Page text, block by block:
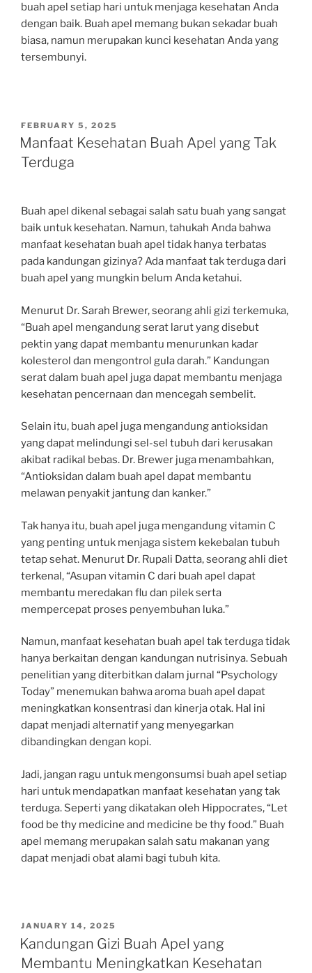
buah apel setiap hari untuk menjaga kesehatan Anda
dengan baik. Buah apel memang bukan sekadar buah
biasa, namun merupakan kunci kesehatan Anda yang
tersembunyi.
POSTED
ON
FEBRUARY 5, 2025
Manfaat Kesehatan Buah Apel yang Tak
Terduga
Buah apel dikenal sebagai salah satu buah yang sangat
baik untuk kesehatan. Namun, tahukah Anda bahwa
manfaat kesehatan buah apel tidak hanya terbatas
pada kandungan gizinya? Ada manfaat tak terduga dari
buah apel yang mungkin belum Anda ketahui.
Menurut Dr. Sarah Brewer, seorang ahli gizi terkemuka,
“Buah apel mengandung serat larut yang disebut
pektin yang dapat membantu menurunkan kadar
kolesterol dan mengontrol gula darah.” Kandungan
serat dalam buah apel juga dapat membantu menjaga
kesehatan pencernaan dan mencegah sembelit.
Selain itu, buah apel juga mengandung antioksidan
yang dapat melindungi sel-sel tubuh dari kerusakan
akibat radikal bebas. Dr. Brewer juga menambahkan,
“Antioksidan dalam buah apel dapat membantu
melawan penyakit jantung dan kanker.”
Tak hanya itu, buah apel juga mengandung vitamin C
yang penting untuk menjaga sistem kekebalan tubuh
tetap sehat. Menurut Dr. Rupali Datta, seorang ahli diet
terkenal, “Asupan vitamin C dari buah apel dapat
membantu meredakan flu dan pilek serta
mempercepat proses penyembuhan luka.”
Namun, manfaat kesehatan buah apel tak terduga tidak
hanya berkaitan dengan kandungan nutrisinya. Sebuah
penelitian yang diterbitkan dalam jurnal “Psychology
Today” menemukan bahwa aroma buah apel dapat
meningkatkan konsentrasi dan kinerja otak. Hal ini
dapat menjadi alternatif yang menyegarkan
dibandingkan dengan kopi.
Jadi, jangan ragu untuk mengonsumsi buah apel setiap
hari untuk mendapatkan manfaat kesehatan yang tak
terduga. Seperti yang dikatakan oleh Hippocrates, “Let
food be thy medicine and medicine be thy food.” Buah
apel memang merupakan salah satu makanan yang
dapat menjadi obat alami bagi tubuh kita.
POSTED
ON
JANUARY 14, 2025
Kandungan Gizi Buah Apel yang
Membantu Meningkatkan Kesehatan